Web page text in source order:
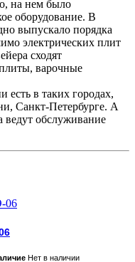
на нем было
оборудование. В
выпускало порядка
электрических плит
сходят
варочные
есть в таких городах,
Санкт-Петербурге. А
ведут обслуживание
Нет в наличии